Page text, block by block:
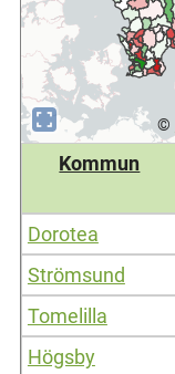
©
Kommun
Dorotea
Strömsund
Tomelilla
Högsby